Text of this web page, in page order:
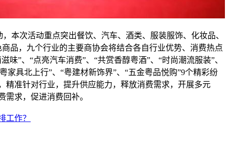
次活动重点突出餐饮、汽车、酒类、服装服饰、化妆品、
品，九个行业的主要商协会将结合各自行业优势、消费热点
味”、“点亮汽车消费”、“共赏香醇粤酒”、“时尚潮流服装”、
家具北上行”、“粤建材新饰界”、“五金粤品悦购”9个精彩纷
精准针对行业，提升供应能力，释放消费需求，开展多元
需求，促进消费回补。
工作？